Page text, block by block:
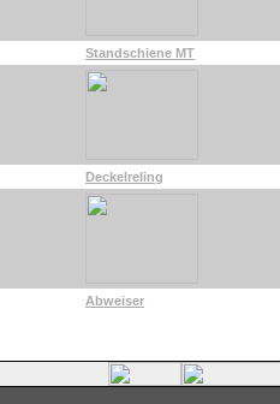
Standschiene MT
Deckelreling
Abweiser